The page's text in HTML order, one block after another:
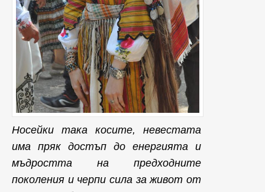
Носейки така косите, невестата
има пряк достъп до енергията и
мъдростта на предходните
поколения и черпи сила за живот от